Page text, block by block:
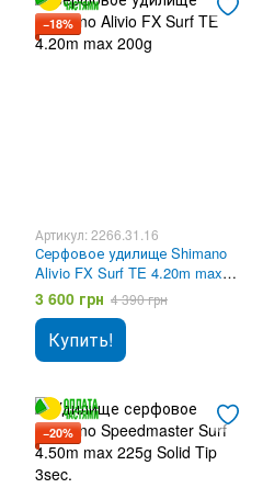
−18%
Артикул: 2266.31.16
Серфовое удилище Shimano
Alivio FX Surf TE 4.20m max
200g
3 600 грн 4 390 грн
Купить!
−20%